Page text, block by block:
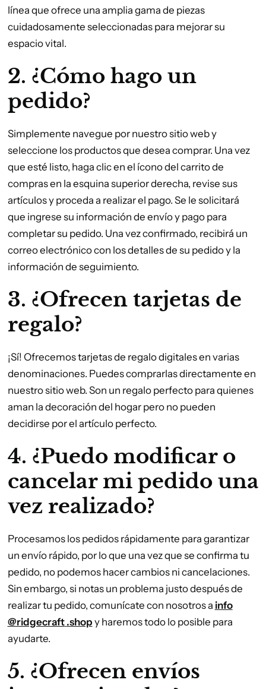
línea que ofrece una amplia gama de piezas
cuidadosamente seleccionadas para mejorar su
espacio vital.
2. ¿Cómo hago un
pedido?
Simplemente navegue por nuestro sitio web y
seleccione los productos que desea comprar. Una vez
que esté listo, haga clic en el ícono del carrito de
compras en la esquina superior derecha, revise sus
artículos y proceda a realizar el pago. Se le solicitará
que ingrese su información de envío y pago para
completar su pedido. Una vez confirmado, recibirá un
correo electrónico con los detalles de su pedido y la
información de seguimiento.
3. ¿Ofrecen tarjetas de
regalo?
¡Sí! Ofrecemos tarjetas de regalo digitales en varias
denominaciones. Puedes comprarlas directamente en
nuestro sitio web. Son un regalo perfecto para quienes
aman la decoración del hogar pero no pueden
decidirse por el artículo perfecto.
4. ¿Puedo modificar o
cancelar mi pedido una
vez realizado?
Procesamos los pedidos rápidamente para garantizar
un envío rápido, por lo que una vez que se confirma tu
pedido, no podemos hacer cambios ni cancelaciones.
Sin embargo, si notas un problema justo después de
realizar tu pedido, comunícate con nosotros a info
@ridgecraft .shop y haremos todo lo posible para
ayudarte.
5. ¿Ofrecen envíos